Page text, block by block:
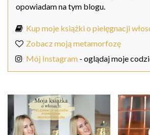
opowiadam na tym blogu.
Kup moje książki o pielęgnacji
Zobacz moją metamorfozę
Mój Instagram - oglądaj moje